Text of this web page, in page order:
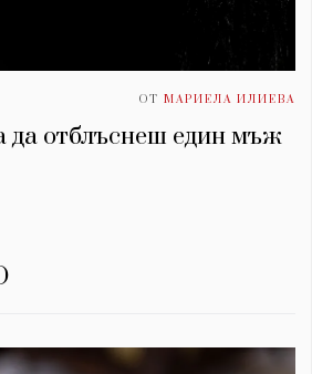
ОТ МАРИЕЛА ИЛИЕВА
да отблъснеш един мъж